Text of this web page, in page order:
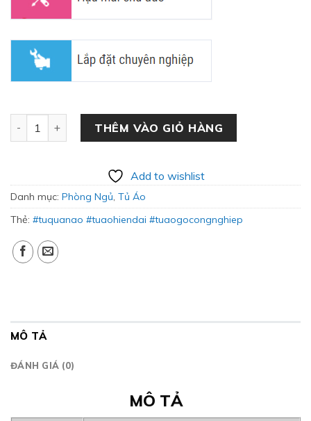
Tủ Quần Áo Gỗ Hiện Đại QA-20 số lượng
THÊM VÀO GIỎ HÀNG
Add to wishlist
Danh mục: Phòng Ngủ, Tủ Áo
Thẻ: #tuquanao #tuaohiendai #tuaogocongnghiep
MÔ TẢ
ĐÁNH GIÁ (0)
MÔ TẢ